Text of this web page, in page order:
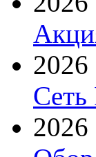
2026
Сеть
2026